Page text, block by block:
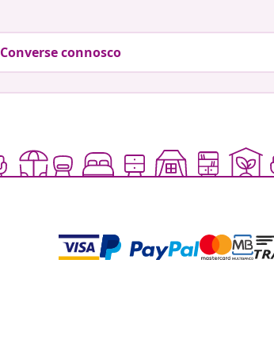
Converse connosco